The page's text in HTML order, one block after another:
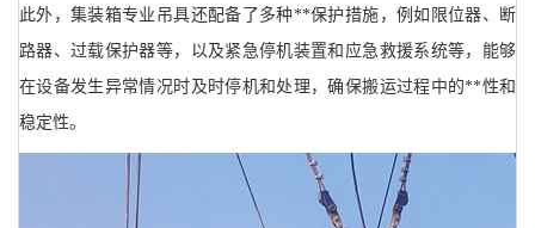
此外，集装箱专业吊具还配备了多种**保护措施，例如限位器、断
路器、过载保护器等，以及紧急停机装置和应急救援系统等，能够
在设备发生异常情况时及时停机和处理，确保搬运过程中的**性和
稳定性。